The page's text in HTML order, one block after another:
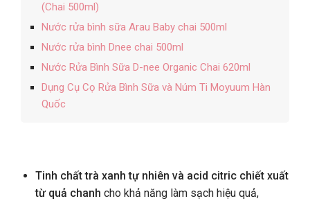
(Chai 500ml)
Nước rửa bình sữa Arau Baby chai 500ml
Nước rửa bình Dnee chai 500ml
Nước Rửa Bình Sữa D-nee Organic Chai 620ml
Dụng Cụ Cọ Rửa Bình Sữa và Núm Ti Moyuum Hàn
Quốc
Tinh chất trà xanh tự nhiên và acid citric chiết xuất
từ quả chanh cho khả năng làm sạch hiệu quả,